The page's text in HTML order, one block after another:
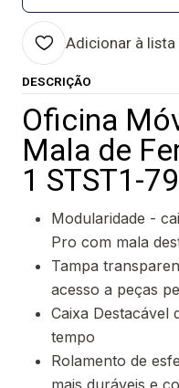
Adicionar à
DESCRIÇÃO
Oficina
Mala de
1 STST1-
Modularidade -
Pro com mala
Tampa
acesso a peças
Caixa Destacável
tempo
Rolamento de
mais duráveis ​​e